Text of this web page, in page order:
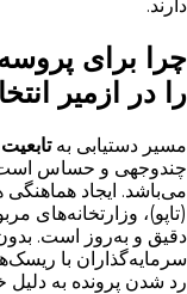
دارند.
را در ازمیر
مسیر دستیابی به
چندوجهی و حساس است
می‌باشد. ایجاد هماهنگی
(تاپو)، وزارتخانه‌های
دقیق و به‌روز است.
سرمایه‌گذاران با
رد شدن پرونده به